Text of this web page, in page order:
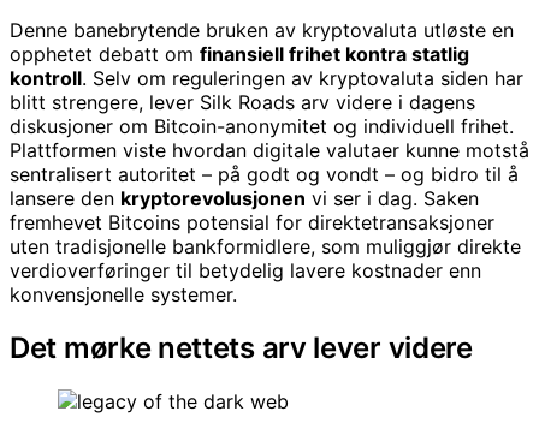
Denne banebrytende bruken av kryptovaluta utløste en
opphetet debatt om finansiell frihet kontra statlig
kontroll. Selv om reguleringen av kryptovaluta siden har
blitt strengere, lever Silk Roads arv videre i dagens
diskusjoner om Bitcoin-anonymitet og individuell frihet.
Plattformen viste hvordan digitale valutaer kunne motstå
sentralisert autoritet – på godt og vondt – og bidro til å
lansere den kryptorevolusjonen vi ser i dag. Saken
fremhevet Bitcoins potensial for direktetransaksjoner
uten tradisjonelle bankformidlere, som muliggjør direkte
verdioverføringer til betydelig lavere kostnader enn
konvensjonelle systemer.
Det mørke nettets arv lever videre